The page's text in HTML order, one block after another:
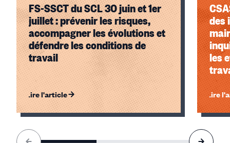
FS-SSCT du SCL 30 juin et 1er
juillet : prévenir les risques,
accompagner les évolutions et
défendre les conditions de
travail
Lire l'article
des
les
Lire